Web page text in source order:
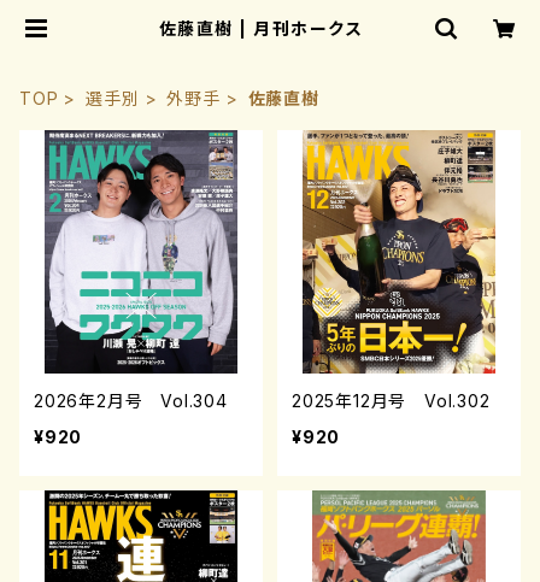
佐藤直樹 | 月刊ホークス
TOP 選手別 外野手 佐藤直樹
2026年2月号 Vol.304
¥920
2025年12月号 Vol.302
¥920